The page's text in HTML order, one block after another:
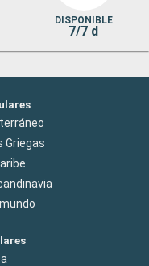
DISPONIBLE
7/7 d
Griegas